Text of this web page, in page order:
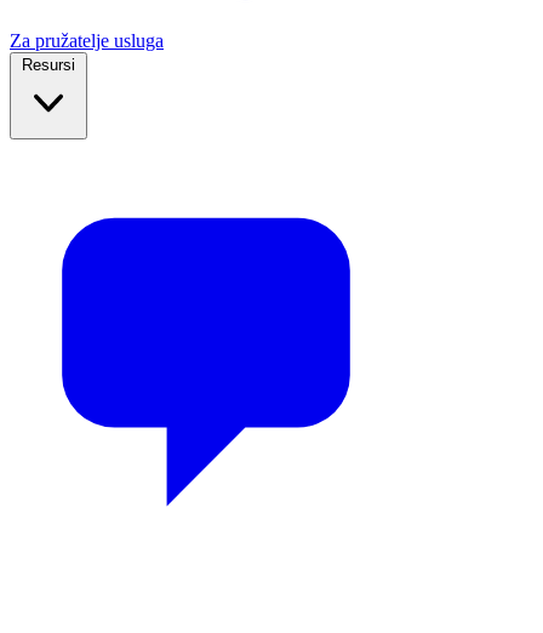
Za pružatelje usluga